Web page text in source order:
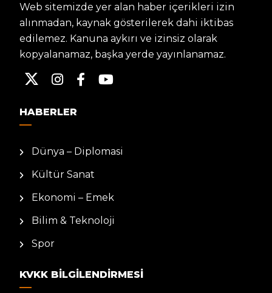
Web sitemizde yer alan haber içerikleri izin
alınmadan, kaynak gösterilerek dahi iktibas
edilemez. Kanuna aykırı ve izinsiz olarak
kopyalanamaz, başka yerde yayınlanamaz.
HABERLER
Dünya – Diplomasi
Kültür Sanat
Ekonomi – Emek
Bilim & Teknoloji
Spor
KVKK BILGILENDIRMESI